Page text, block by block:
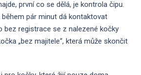
první co se dělá, je kontrola čipu.
během pár minut dá kontaktovat
bez registrace se z nalezené kočky
„bez majitele“, která může skončit